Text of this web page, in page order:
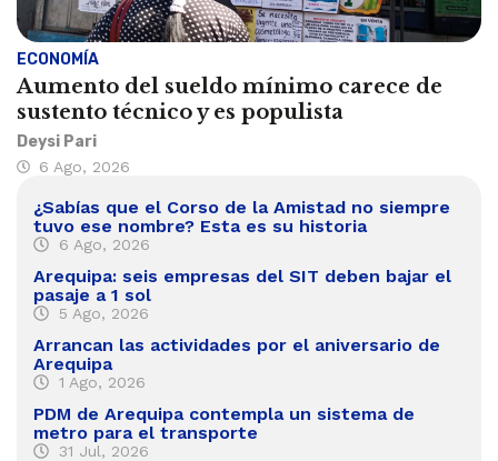
ECONOMÍA
Aumento del sueldo mínimo carece de
sustento técnico y es populista
Deysi Pari
6 Ago, 2026
¿Sabías que el Corso de la Amistad no siempre
tuvo ese nombre? Esta es su historia
6 Ago, 2026
Arequipa: seis empresas del SIT deben bajar el
pasaje a 1 sol
5 Ago, 2026
Arrancan las actividades por el aniversario de
Arequipa
1 Ago, 2026
PDM de Arequipa contempla un sistema de
metro para el transporte
31 Jul, 2026